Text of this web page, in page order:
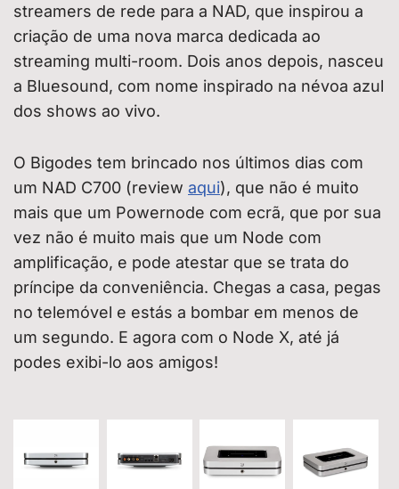
streamers de rede para a NAD, que inspirou a
criação de uma nova marca dedicada ao
streaming multi-room. Dois anos depois, nasceu
a Bluesound, com nome inspirado na névoa azul
dos shows ao vivo.
O Bigodes tem brincado nos últimos dias com
um NAD C700 (review aqui), que não é muito
mais que um Powernode com ecrã, que por sua
vez não é muito mais que um Node com
amplificação, e pode atestar que se trata do
príncipe da conveniência. Chegas a casa, pegas
no telemóvel e estás a bombar em menos de
um segundo. E agora com o Node X, até já
podes exibi-lo aos amigos!